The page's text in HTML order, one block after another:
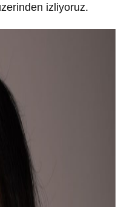
izliyoruz.